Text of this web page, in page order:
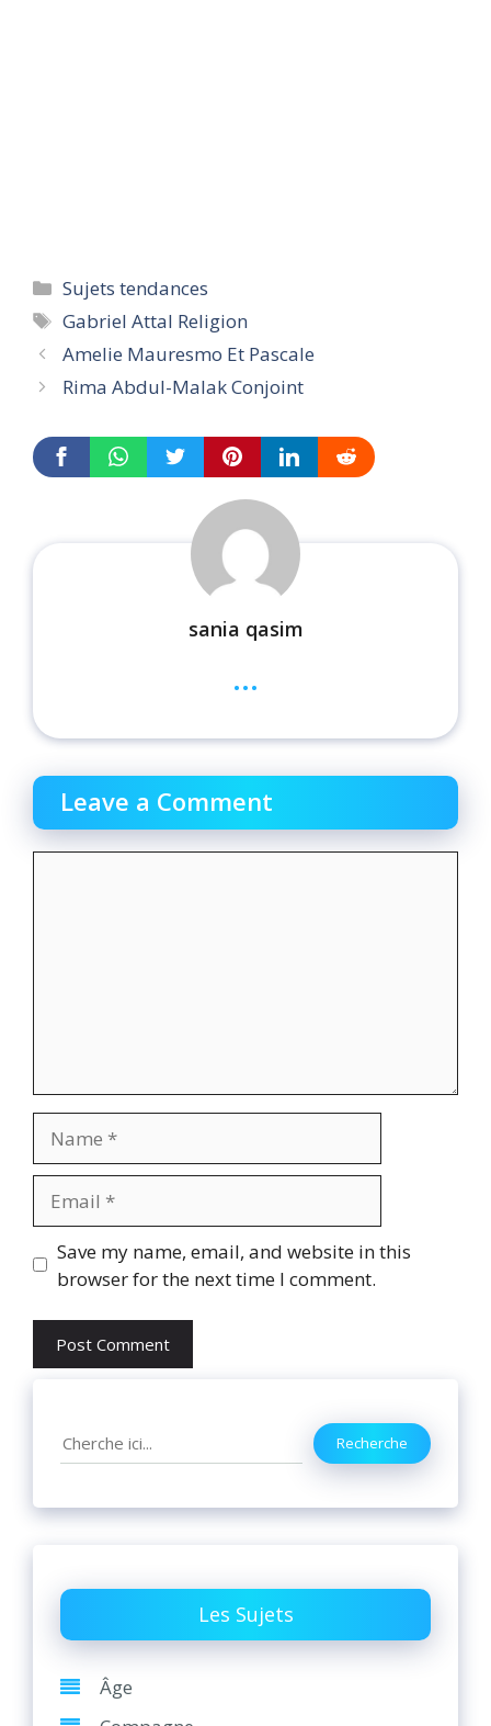
Categories
Sujets tendances
Tags
Gabriel Attal Religion
Amelie Mauresmo Et Pascale
Rima Abdul-Malak Conjoint
sania qasim
...
Leave a Comment
Website
Save my name, email, and website in this
browser for the next time I comment.
Search Recherche
Les Sujets
Âge